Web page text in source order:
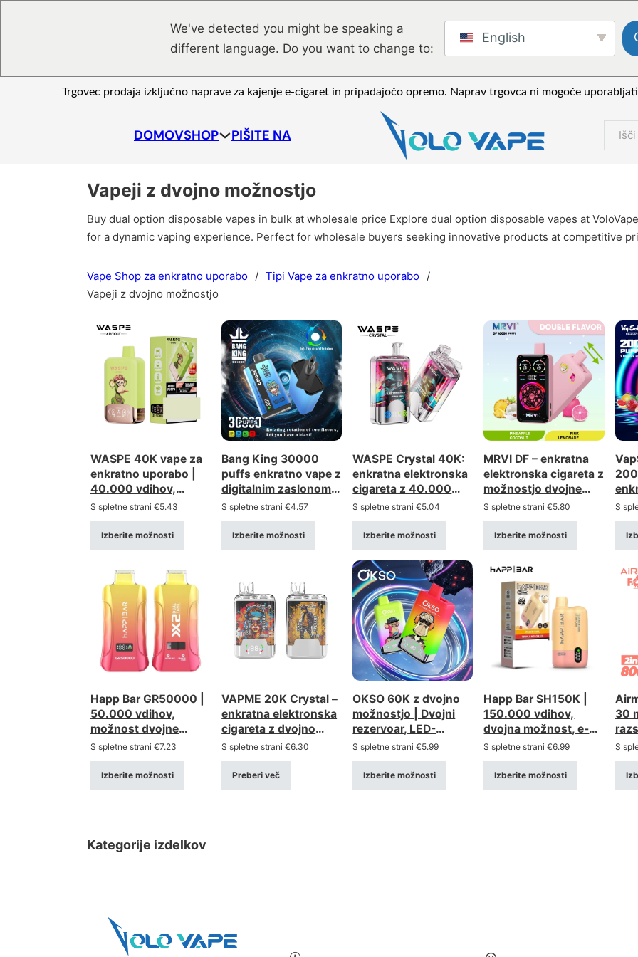
We've detected you might be speaking a
different language. Do you want to change to:
English
Trgovec prodaja izključno naprave za kajenje e-cigaret in pripadajočo opremo. Naprav trgovca ni mogoče
DOMOVSHOP PIŠITE NA Išči
Vapeji z dvojno možnostjo
Buy dual option disposable vapes in bulk at wholesale price Explore dual option disposable vapes at
for a dynamic vaping experience. Perfect for wholesale buyers seeking innovative products at competitive
Vape Shop za enkratno uporabo / Tipi Vape za enkratno uporabo /
Vapeji z dvojno možnostjo
WASPE 40K vape za
enkratno uporabo |
40.000 vdihov,
možnost dvojne
uporabe, dvojna
mreža
S spletne strani €5.43
Izberite možnosti
Bang King 30000
puffs enkratno vape z
digitalnim zaslonom -
veleprodaja v
razsutem stanju
S spletne strani€4.57
Izberite možnosti
WASPE Crystal 40K:
enkratna elektronska
cigareta z 40.000
vpihov in dvojno
možnostjo (dvojna
možnost) –
veleprodaja v večjih
količinah
S spletne strani€5.04
Izberite možnosti
MRVI DF – enkratna
elektronska cigareta z
možnostjo dvojne
uporabe in 40.000
vpihov | Sistem 2 v 1,
ogromna navedena
kapaciteta 40 ml
S spletne strani€5.80
Izberite možnosti
z
S
Happ Bar GR50000 |
50.000 vdihov,
možnost dvojne
uporabe, vape v večji
količini
S spletne strani €7.23
Izberite možnosti
VAPME 20K Crystal –
enkratna elektronska
cigareta z dvojno
možnostjo – 20.000
vdihov, mrežasta žica
S spletne strani€6.30
Preberi več
OKSO 60K z dvojno
možnostjo | Dvojni
rezervoar, LED-
zaslon, Vape v
razsutem stanju
S spletne strani€5.99
Izberite možnosti
Happ Bar SH150K |
150.000 vdihov,
dvojna možnost, e-
cigareta v večji
embalaži
S spletne strani€6.99
Izberite možnosti
30
S
Kategorije izdelkov